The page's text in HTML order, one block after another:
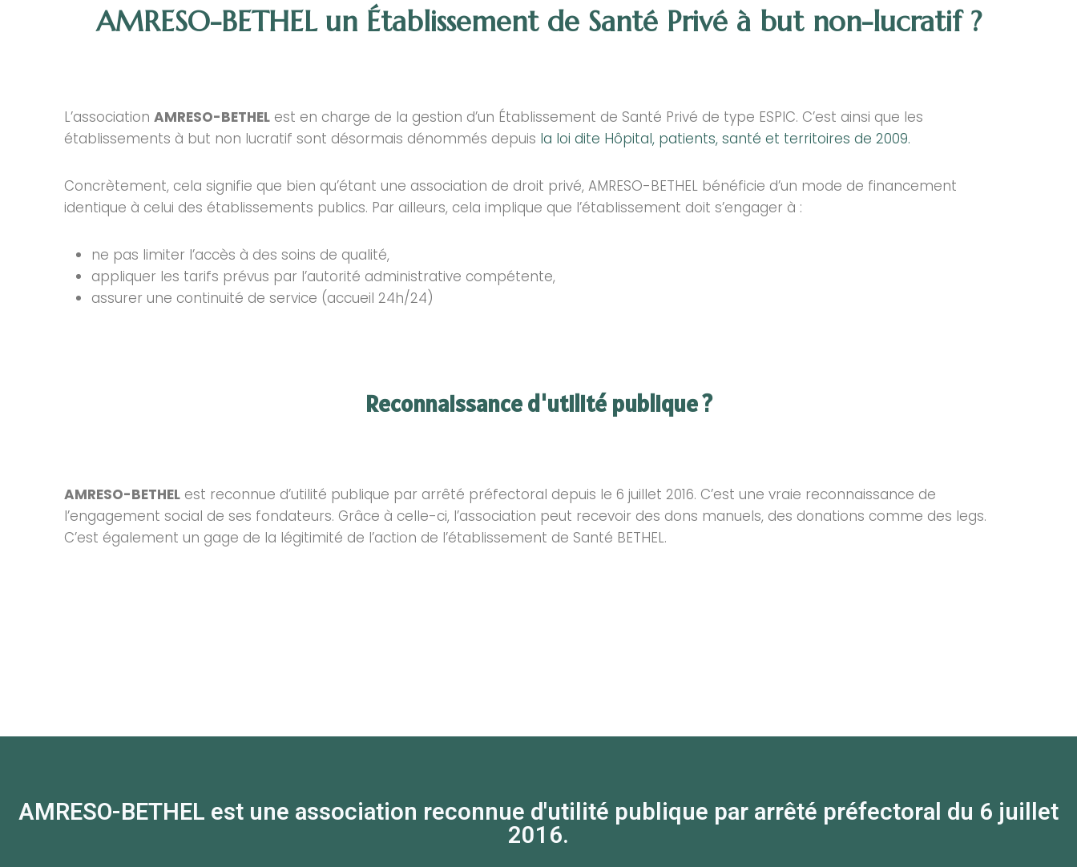
AMRESO-BETHEL un Établissement de Santé Privé à but non-lucratif ?
L’association AMRESO-BETHEL est en charge de la gestion d’un Établissement de Santé Privé de type ESPIC. C’est ainsi que les
établissements à but non lucratif sont désormais dénommés depuis la loi dite Hôpital, patients, santé et territoires de 2009.
Concrètement, cela signifie que bien qu’étant une association de droit privé, AMRESO-BETHEL bénéficie d’un mode de financement
identique à celui des établissements publics. Par ailleurs, cela implique que l’établissement doit s’engager à :
ne pas limiter l’accès à des soins de qualité,
appliquer les tarifs prévus par l’autorité administrative compétente,
assurer une continuité de service (accueil 24h/24)
Reconnaissance d'utilité publique ?
AMRESO-BETHEL est reconnue d’utilité publique par arrêté préfectoral depuis le 6 juillet 2016. C’est une vraie reconnaissance de
l’engagement social de ses fondateurs. Grâce à celle-ci, l’association peut recevoir des dons manuels, des donations comme des legs.
C’est également un gage de la légitimité de l’action de l’établissement de Santé BETHEL.
AMRESO-BETHEL est une association reconnue d'utilité publique par arrêté préfectoral du 6 juillet
2016.